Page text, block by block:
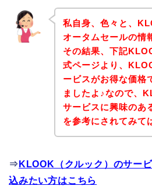
私自身、色々と、
オータムセールの情
その結果、下記
式ページより、
ービスがお得な価格
ましたよ♪なので、
サービスに興味のあ
を参考にされてみて
⇒ KLOOK（クルック）のサー
込みたい方はこちら